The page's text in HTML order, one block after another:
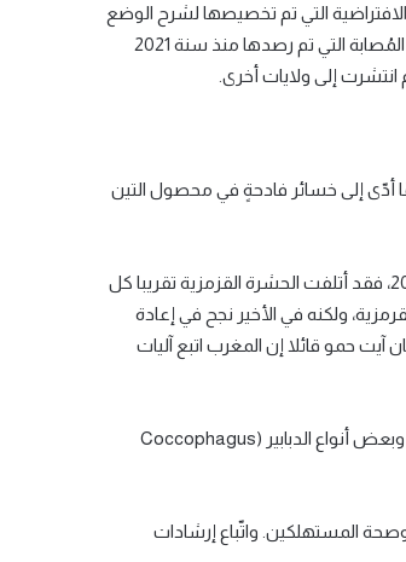
التي تم تخصيصها لشرح الوضع
الوبائي للحشرة القرمزية من قبل فريق “ايكولوجيني”. إذ تحدث ممثل وزارة الفلاحة الدكتور محمد رابح الحجلاوي عن أبرز المناطق المُصابة التي تم رصدها منذ سنة 2021
إلى ولايات أخرى.
أدّى إلى خسائر فادحةٍ في محصول التين
بدأت بوادر الإصابات الأولى هناك سنة 2014، غير أن المغرب لم يبدأ تنفيذ استراتيجية مجابهة الحشرة القرمزية إلاّ متأخرا سنة 2016، فقد أتلفت الحشرة القزمزية تقريبا كل
ولكنه في الأخير نجح في إعادة
آيت حمو قائلا إن المغرب اتبع آليات
من خلال إطلاق الحشرات المفترسة الطبيعية للحشرة القرمزية، مثل (Cryptolaemus montrouzieri) وبعض أنواع الدبابير (Coccophagus
المستهلكين. واتّباع إرشادات